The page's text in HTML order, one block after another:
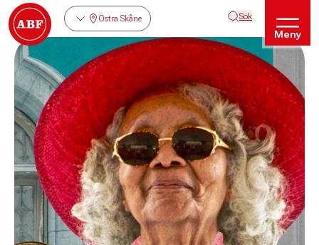
Östra Skåne Sök
Meny